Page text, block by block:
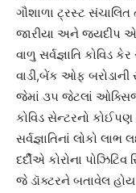
ગૌશાળા ટ્રસ્ટ
જારીયા અને જયદીપ
વાળુ સર્વજ્ઞાતિ કોવિડ
વાડી,બેંક ઓફ
જેમાં ૩૫ જેટલાં
કોવિડ સેન્ટરનો
સર્વજ્ઞાતિનાં લોકો
દર્દીએ કોરોના પોઝિટિવ
જે ડૉક્ટરને બતાવેલ